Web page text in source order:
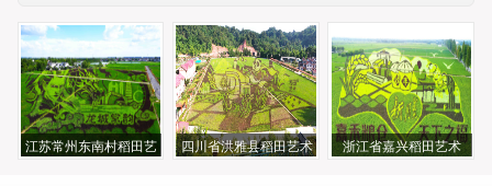
江苏常州东南村稻田艺
四川省洪雅县稻田艺术 浙江省嘉兴稻田艺术